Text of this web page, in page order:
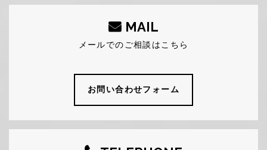
MAIL
メールでのご相談はこちら
お問い合わせフォーム